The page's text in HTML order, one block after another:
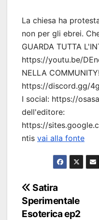
La chiesa ha
non per gli ebrei.
GUARDA TUTTA
https://youtu.be/
NELLA
https://discord.gg/
I social: https://
dell'editore:
https://
ntis vai alla fonte
articoli
Satira
Sperimentale
Esoterica ep2